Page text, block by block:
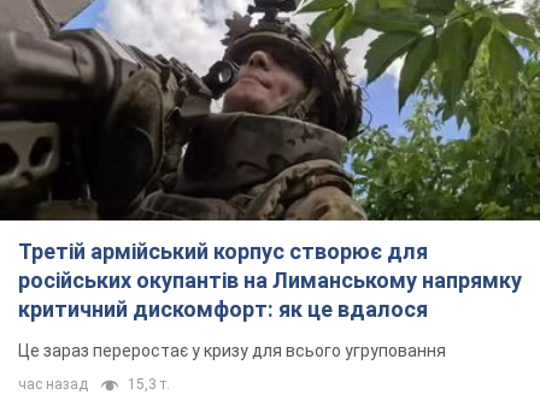
Третій армійський корпус створює для
російських окупантів на Лиманському напрямку
критичний дискомфорт: як це вдалося
Це зараз переростає у кризу для всього угруповання
час назад 15,3 т.